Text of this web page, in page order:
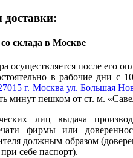
склада в Москве
осуществляется после его
в рабочие дни с
г. Москва ул. Большая
минут пешком от ст. м.
лиц выдача
фирмы или
должным образом
себе паспорт).